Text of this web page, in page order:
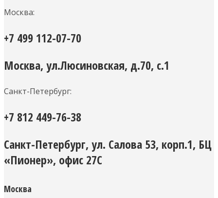
Москва:
+7 499 112-07-70
Москва, ул.Люсиновская, д.70, с.1
Санкт-Петербург:
+7 812 449-76-38
Санкт-Петербург, ул. Салова 53, корп.1, БЦ
«Пионер», офис 27С
Москва